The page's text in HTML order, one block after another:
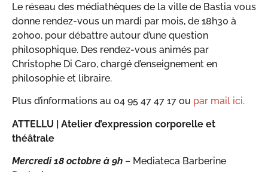
Le réseau des médiathèques de la ville de Bastia vous
donne rendez-vous un mardi par mois, de 18h30 à
20h00, pour débattre autour d’une question
philosophique. Des rendez-vous animés par
Christophe Di Caro, chargé d’enseignement en
philosophie et libraire.
Plus d’informations au 04 95 47 47 17 ou par mail ici.
ATTELLU | Atelier d’expression corporelle et
théâtrale
Mercredi 18 octobre à 9h – Mediateca Barberine